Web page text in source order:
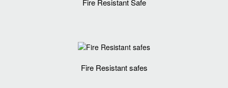
Fire Resistant Safe
Fire Resistant safes